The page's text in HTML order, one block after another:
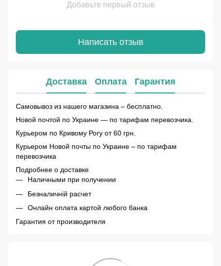
Добавьте первый отзыв
Написать отзыв
Доставка Оплата Гарантия
Самовывоз из нашего магазина – бесплатно.
Новой почтой по Украине — по тарифам перевозчика.
Курьером по Кривому Рогу от 60 грн.
Курьером Новой почты по Украине – по тарифам
перевозчика
Подробнее о доставке
Наличными при получении
Безналичній расчет
Онлайн оплата картой любого банка
Гарантия от производителя